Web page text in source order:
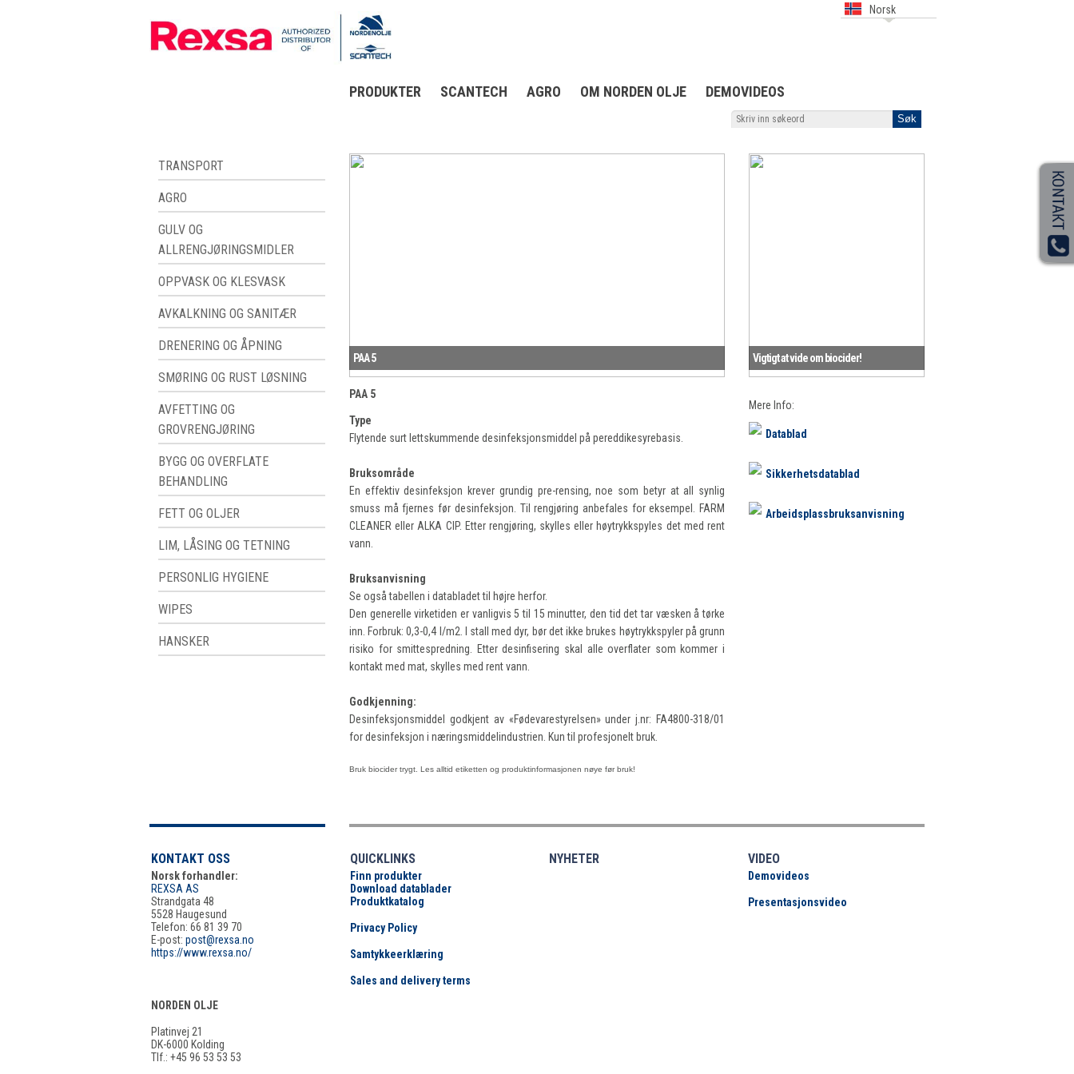
Norsk
PRODUKTER SCANTECH AGRO OM NORDEN OLJE DEMOVIDEOS
TRANSPORT
AGRO
GULV OG
ALLRENGJØRINGSMIDLER
OPPVASK OG KLESVASK
AVKALKNING OG SANITÆR
DRENERING OG ÅPNING
SMØRING OG RUST LØSNING
AVFETTING OG
GROVRENGJØRING
BYGG OG OVERFLATE
BEHANDLING
FETT OG OLJER
LIM, LÅSING OG TETNING
PERSONLIG HYGIENE
WIPES
HANSKER
PAA 5
PAA 5
Type
Flytende surt lettskummende desinfeksjonsmiddel på pereddikesyrebasis.
Bruksområde
En effektiv desinfeksjon krever grundig pre-rensing, noe som betyr at all synlig
smuss må fjernes før desinfeksjon. Til rengjøring anbefales for eksempel. FARM
CLEANER eller ALKA CIP. Etter rengjøring, skylles eller høytrykkspyles det med rent
vann.
Bruksanvisning
Se også tabellen i databladet til højre herfor.
Den generelle virketiden er vanligvis 5 til 15 minutter, den tid det tar væsken å tørke
inn. Forbruk: 0,3-0,4 l/m2. I stall med dyr, bør det ikke brukes høytrykkspyler på grunn
risiko for smittespredning. Etter desinfisering skal alle overflater som kommer i
kontakt med mat, skylles med rent vann.
Godkjenning:
Desinfeksjonsmiddel godkjent av «Fødevarestyrelsen» under j.nr: FA4800-318/01
for desinfeksjon i næringsmiddelindustrien. Kun til profesjonelt bruk.
Bruk biocider trygt. Les alltid etiketten og produktinformasjonen nøye før bruk!
Vigtigt at vide om biocider!
Mere Info:
Datablad
Sikkerhetsdatablad
Arbeidsplassbruksanvisning
KONTAKT OSS
Norsk forhandler:
REXSA AS
Strandgata 48
5528 Haugesund
Telefon: 66 81 39 70
E-post: post@rexsa.no
https://www.rexsa.no/
NORDEN OLJE
Platinvej 21
DK-6000 Kolding
Tlf.: +45 96 53 53 53
QUICKLINKS
Finn produkter
Download datablader
Produktkatalog
Privacy Policy
Samtykkeerklæring
Sales and delivery terms
NYHETER VIDEO
Demovideos
Presentasjonsvideo